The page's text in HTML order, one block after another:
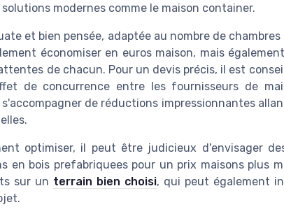
modernes comme le maison container.
et bien pensée, adaptée au nombre de
économiser en euros maison, mais
de chacun. Pour un devis précis, il est
de concurrence entre les fournisseurs de
de réductions impressionnantes
optimiser, il peut être judicieux d'envisager
en bois prefabriquees pour un prix maisons plus
sur un terrain bien choisi, qui peut également